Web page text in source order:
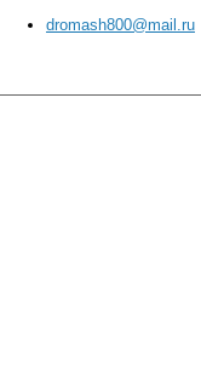
dromash800@mail.ru